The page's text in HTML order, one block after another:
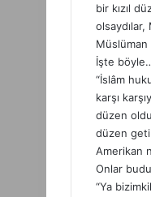
bir kızıl
olsaydılar,
Müslüman
İşte
“İslâm
karşı
düzen
düzen
Amerikan
Onlar
“Ya